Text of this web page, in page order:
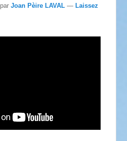
parJoan Pèire LAVAL —Laissez